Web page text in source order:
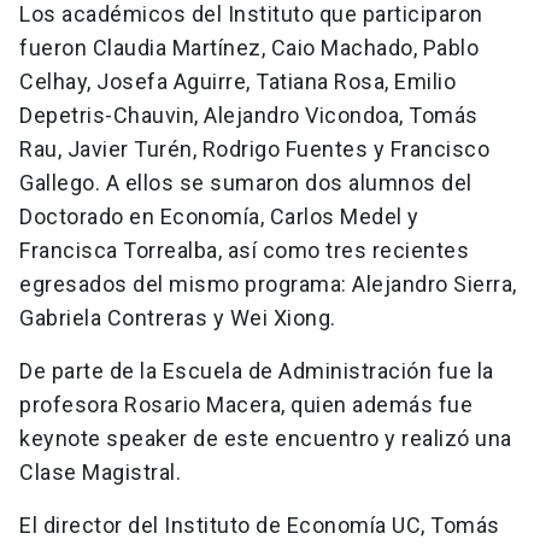
Los académicos del Instituto que participaron
fueron Claudia Martínez, Caio Machado, Pablo
Celhay, Josefa Aguirre, Tatiana Rosa, Emilio
Depetris-Chauvin, Alejandro Vicondoa, Tomás
Rau, Javier Turén, Rodrigo Fuentes y Francisco
Gallego. A ellos se sumaron dos alumnos del
Doctorado en Economía, Carlos Medel y
Francisca Torrealba, así como tres recientes
egresados del mismo programa: Alejandro Sierra,
Gabriela Contreras y Wei Xiong.
De parte de la Escuela de Administración fue la
profesora Rosario Macera, quien además fue
keynote speaker de este encuentro y realizó una
Clase Magistral.
El director del Instituto de Economía UC, Tomás